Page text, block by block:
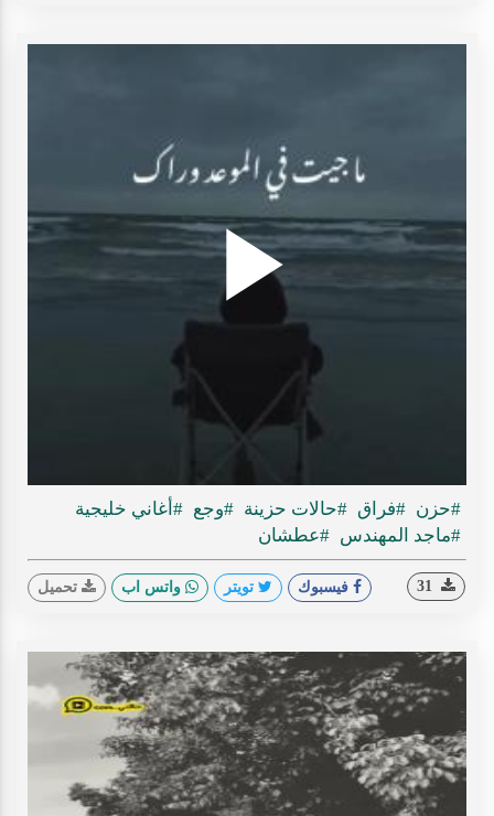
Play
#حزن #فراق #حالات حزينة #وجع #أغاني خليجية
#ماجد المهندس #عطشان
فيسبوك تويتر واتس اب تحميل